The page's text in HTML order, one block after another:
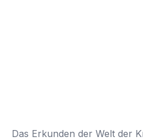
Das Erkunden der Welt der